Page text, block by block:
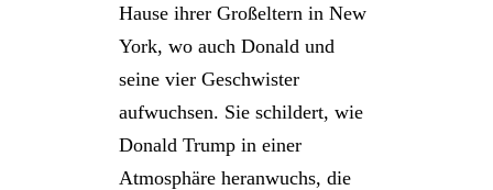
Hause ihrer Großeltern in New
York, wo auch Donald und
seine vier Geschwister
aufwuchsen. Sie schildert, wie
Donald Trump in einer
Atmosphäre heranwuchs, die